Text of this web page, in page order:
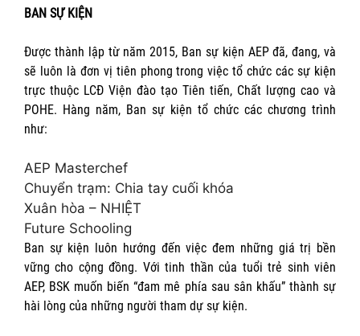
BAN SỰ KIỆN
Được thành lập từ năm 2015, Ban sự kiện AEP đã, đang, và
sẽ luôn là đơn vị tiên phong trong việc tổ chức các sự kiện
trực thuộc LCĐ Viện đào tạo Tiên tiến, Chất lượng cao và
POHE. Hàng năm, Ban sự kiện tổ chức các chương trình
như:
AEP Masterchef
Chuyển trạm: Chia tay cuối khóa
Xuân hòa – NHIỆT
Future Schooling
Ban sự kiện luôn hướng đến việc đem những giá trị bền
vững cho cộng đồng. Với tinh thần của tuổi trẻ sinh viên
AEP, BSK muốn biến “đam mê phía sau sân khấu” thành sự
hài lòng của những người tham dự sự kiện.